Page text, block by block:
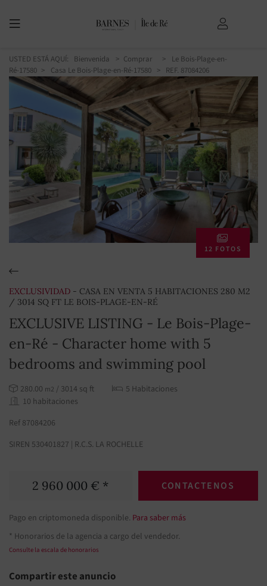
USTED ESTÁ AQUÍ: Bienvenida Comprar
Le Bois-Plage-en-
Ré-17580
Casa Le Bois-Plage-en-Ré-17580 > REF. 87084206
12 FOTOS
EXCLUSIVIDAD - CASA EN VENTA 5 HABITACIONES 280 M2
/ 3014 SQ FT LE BOIS-PLAGE-EN-RÉ
EXCLUSIVE LISTING - Le Bois-Plage-
en-Ré - Character home with 5
bedrooms and swimming pool
280.00 m2 / 3014 sq ft
5 Habitaciones
10 habitaciones
Ref 87084206
SIREN 530401827 | R.C.S. LA ROCHELLE
2 960 000 € * CONTACTENOS
Pago en criptomoneda disponible. Para saber más
* Honorarios de la agencia a cargo del vendedor.
Consulte la escala de honorarios
Compartir este anuncio